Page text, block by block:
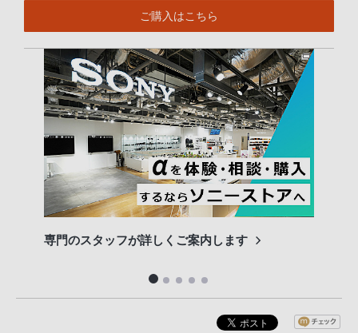
ご購入はこちら
専門のスタッフが詳しくご案内します